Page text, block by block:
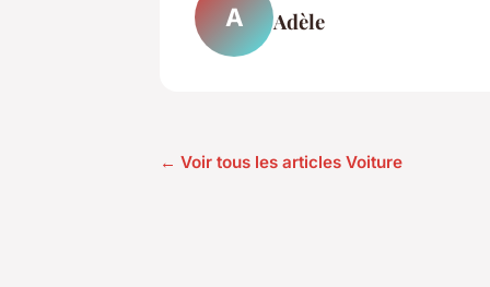
A Adèle
← Voir tous les articles Voiture